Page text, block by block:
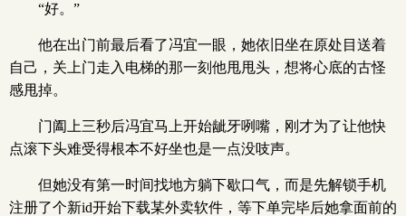
“好。”
他在出门前最后看了冯宜一眼，她依旧坐在原处目送着
自己，关上门走入电梯的那一刻他甩甩头，想将心底的古怪
感甩掉。
门阖上三秒后冯宜马上开始龇牙咧嘴，刚才为了让他快
点滚下头难受得根本不好坐也是一点没吱声。
但她没有第一时间找地方躺下歇口气，而是先解锁手机
注册了个新id开始下载某外卖软件，等下单完毕后她拿面前的